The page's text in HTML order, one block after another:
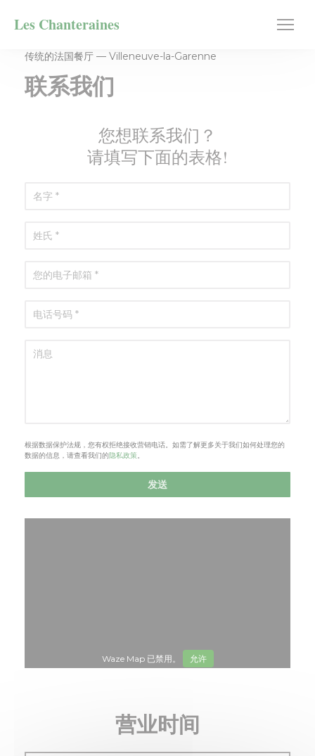
Les Chanteraines
传统的法国餐厅 — Villeneuve-la-Garenne
联系我们
您想联系我们？
请填写下面的表格!
根据数据保护法规，您有权拒绝接收营销电话。如需了解更多关于我们如何处理您的
数据的信息，请查看我们的隐私政策。
Waze Map 已禁用。 允许
营业时间